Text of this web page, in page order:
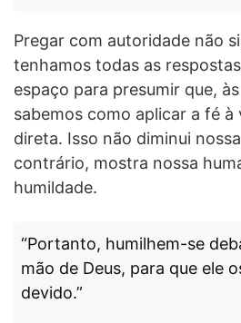
Pregar com autoridade não
tenhamos todas as
espaço para presumir que,
sabemos como aplicar a fé à
direta. Isso não diminui
contrário, mostra nossa
humildade.
“Portanto, humilhem-se
mão de Deus, para que ele
devido.”